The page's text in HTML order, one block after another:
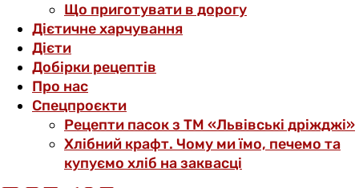
Що приготувати в дорогу
Дієтичне харчування
Дієти
Добірки рецептів
Про нас
Спецпроєкти
Рецепти пасок з ТМ «Львівські дріжджі»
Хлібний крафт. Чому ми їмо, печемо та
купуємо хліб на заквасці